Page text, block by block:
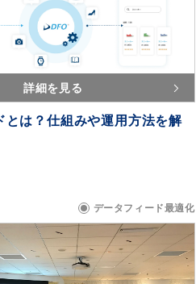
詳細を見る
とは？仕組みや運用方法を解
データフィード最適化